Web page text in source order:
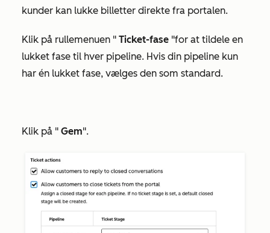
kunder kan lukke billetter direkte fra portalen.
Klik på rullemenuen " Ticket-fase "for at tildele en
lukket fase til hver pipeline. Hvis din pipeline kun
har én lukket fase, vælges den som standard.
Klik på " Gem".